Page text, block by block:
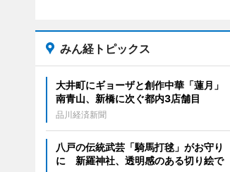
みん経トピックス
大井町にギョーザと創作中華「蓮月」
南青山、新橋に次ぐ都内3店舗目
品川経済新聞
八戸の伝統武芸「騎馬打毬」がお守り
に 新羅神社、透明感のある切り絵で